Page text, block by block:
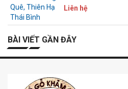
Liên hệ
BÀI VIẾT GẦN ĐÂY